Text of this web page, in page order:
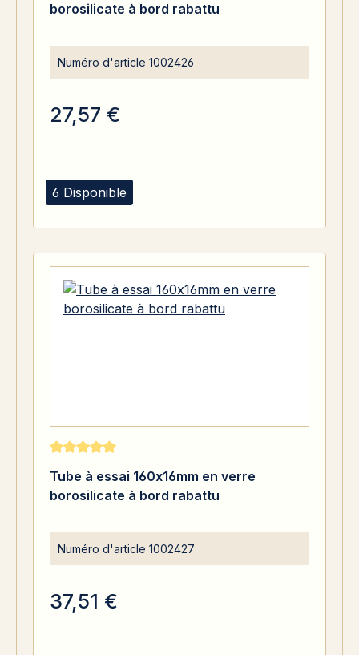
6 Disponible
borosilicate à bord rabattu
Numéro d'article 1002426
27,57 €
Note moyenne de 5 sur 5 étoiles
Tube à essai 160x16mm en verre
borosilicate à bord rabattu
Numéro d'article 1002427
37,51 €